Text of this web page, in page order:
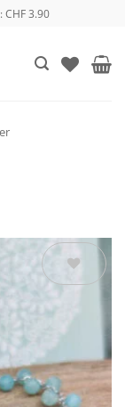
CHF 3.90
Wunschliste